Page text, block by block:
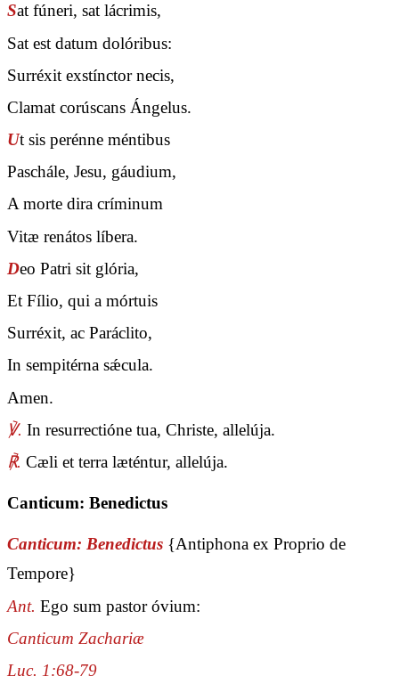
Sat fúneri, sat lácrimis,
Sat est datum dolóribus:
Surréxit exstínctor necis,
Clamat corúscans Ángelus.
Ut sis perénne méntibus
Paschále, Jesu, gáudium,
A morte dira críminum
Vitæ renátos líbera.
Deo Patri sit glória,
Et Fílio, qui a mórtuis
Surréxit, ac Paráclito,
In sempitérna sǽcula.
Amen.
℣. In resurrectióne tua, Christe, allelúja.
℟. Cæli et terra læténtur, allelúja.
Canticum: Benedictus
Canticum: Benedictus {Antiphona ex Proprio de
Tempore}
Ant. Ego sum pastor óvium:
Canticum Zachariæ
Luc. 1:68-79